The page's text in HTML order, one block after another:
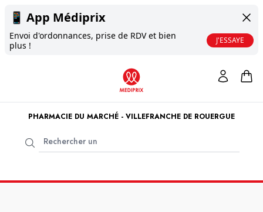
📱 App Médiprix
Envoi d'ordonnances, prise de RDV et bien
plus !
J'ESSAYE
PHARMACIE DU MARCHÉ - VILLEFRANCHE DE ROUERGUE